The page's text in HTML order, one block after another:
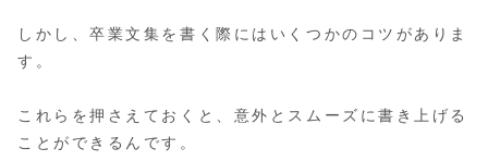
しかし、卒業文集を書く際にはいくつかのコツがありま
す。
これらを押さえておくと、意外とスムーズに書き上げる
ことができるんです。